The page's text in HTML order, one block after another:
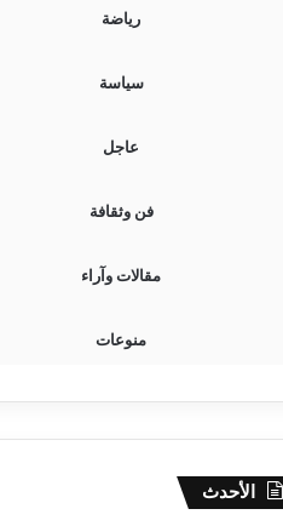
رياضة
سياسة
عاجل
فن وثقافة
مقالات وآراء
منوعات
الأحدث